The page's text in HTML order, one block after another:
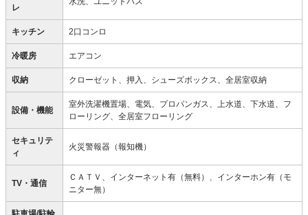
レ
キッチン 2口コンロ
冷暖房 エアコン
収納 クローゼット、押入、シューズボックス、全居室収納
設備・機能
室外洗濯機置場、電気、プロパンガス、上水道、下水道、フ
ローリング、全居室フローリング
セキュリテ
ィ
火災警報器（報知機）
TV・通信
ＣＡＴＶ、インターネット有（無料）、インターホン有（モ
ニター無）